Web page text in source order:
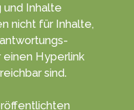
und Inhalte
nicht für Inhalte,
sind.